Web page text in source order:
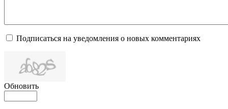
Подписаться на уведомления о новых комментариях
Обновить